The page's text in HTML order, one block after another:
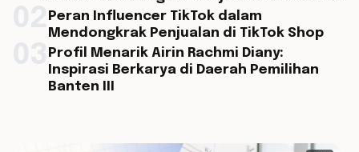
Peran Influencer TikTok dalam
Mendongkrak Penjualan di TikTok Shop
Profil Menarik Airin Rachmi Diany:
Inspirasi Berkarya di Daerah Pemilihan
Banten III